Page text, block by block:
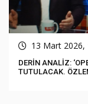
13 Mart 2026,
DERİN ANALİZ:
TUTULACAK.